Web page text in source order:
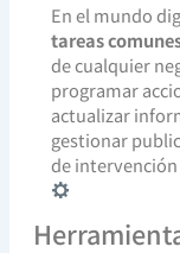
En el mundo
tareas
de cualquier
programar
actualizar
gestionar
de